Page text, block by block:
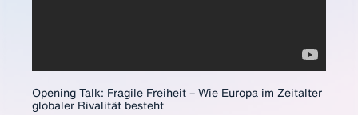
Opening Talk: Fragile Freiheit – Wie Europa im Zeitalter
globaler Rivalität besteht